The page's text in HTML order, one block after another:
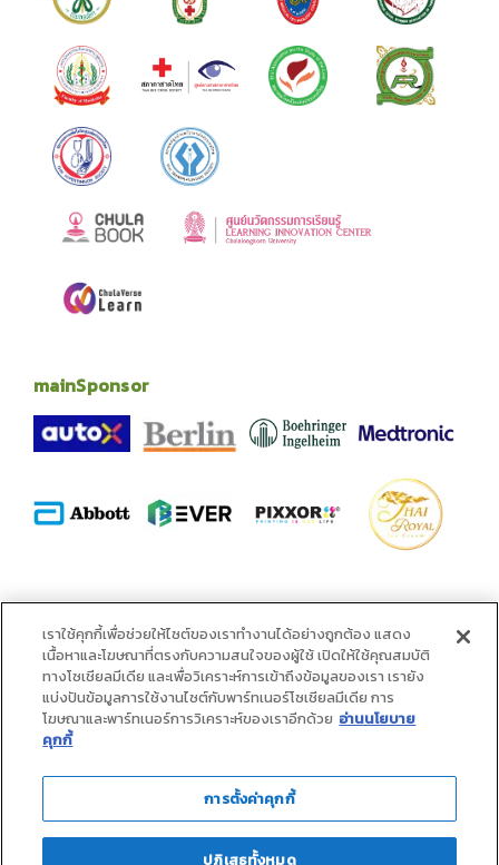
mainSponsor
alliance
เราใช้คุกกี้เพื่อช่วยให้ไซต์ของเราทำงานได้อย่างถูกต้อง แสดง
เนื้อหาและโฆษณาที่ตรงกับความสนใจของผู้ใช้ เปิดให้ใช้คุณสมบัติ
ทางโซเชียลมีเดีย และเพื่อวิเคราะห์การเข้าถึงข้อมูลของเรา เรายัง
แบ่งปันข้อมูลการใช้งานไซต์กับพาร์ทเนอร์โซเชียลมีเดีย การ
โฆษณาและพาร์ทเนอร์การวิเคราะห์ของเราอีกด้วย อ่านนโยบาย
คุกกี้
การตั้งค่าคุกกี้
ปฏิเสธทั้งหมด